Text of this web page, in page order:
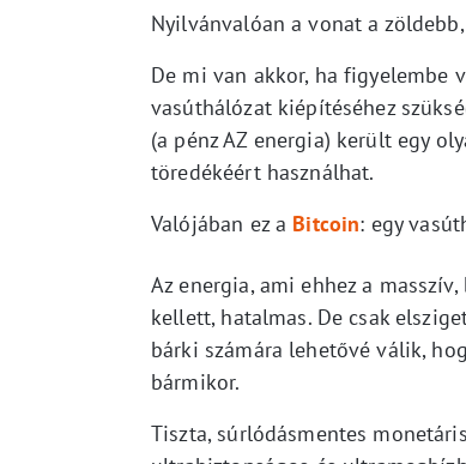
Nyilvánvalóan a vonat a
De mi van akkor, ha figyelembe
vasúthálózat kiépítéséhez
(a pénz AZ energia) került egy
töredékéért használhat.
Valójában ez a Bitcoin: egy
Az energia, ami ehhez a
kellett, hatalmas. De csak
bárki számára lehetővé válik,
bármikor.
Tiszta, súrlódásmentes